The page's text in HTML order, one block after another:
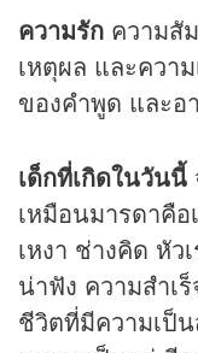
ความรัก ความสั
เหตุผล และควา
ของคำพูด และ
เด็กที่เกิดในวันนี้
เหมือนมารดาคือ
เหงา ช่างคิด หัว
น่าฟัง ความสำเ
ชีวิตที่มีความเป็